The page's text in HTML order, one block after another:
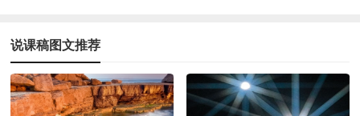
说课稿图文推荐